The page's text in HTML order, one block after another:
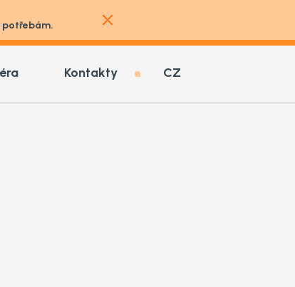
potřebám.
Kontakty CZ